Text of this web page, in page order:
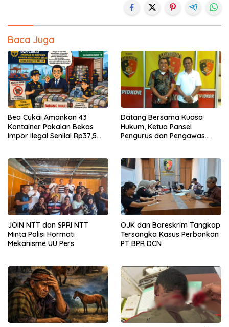
Baca Juga
Bea Cukai Amankan 43
Kontainer Pakaian Bekas
Impor Ilegal Senilai Rp37,5
Datang Bersama Kuasa
Hukum, Ketua Pansel
Pengurus dan Pengawas
JOIN NTT dan SPRI NTT
Minta Polisi Hormati
Mekanisme UU Pers
OJK dan Bareskrim Tangkap
Tersangka Kasus Perbankan
PT BPR DCN